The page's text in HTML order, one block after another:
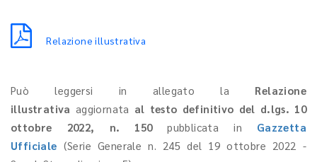
Relazione illustrativa
Può leggersi in allegato la Relazione
illustrativa aggiornata al testo definitivo del d.lgs. 10
ottobre 2022, n. 150pubblicata in Gazzetta
Ufficiale (Serie Generale n. 245 del 19 ottobre 2022 -